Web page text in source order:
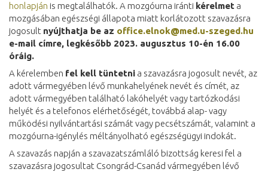
honlapján is megtalálhatók. A mozgóurna iránti kérelmet a
mozgásában egészségi állapota miatt korlátozott szavazásra
jogosult nyújthatja be az office.elnok@med.u-szeged.hu
e-mail címre, legkésőbb 2023. augusztus 10-én 16.00
óráig.
A kérelemben fel kell tüntetni a szavazásra jogosult nevét, az
adott vármegyében lévő munkahelyének nevét és címét, az
adott vármegyében található lakóhelyét vagy tartózkodási
helyét és a telefonos elérhetőségét, továbbá alap- vagy
működési nyilvántartási számát vagy pecsétszámát, valamint a
mozgóurna-igénylés méltányolható egészségügyi indokát.
A szavazás napján a szavazatszámláló bizottság keresi fel a
szavazásra jogosultat Csongrád-Csanád vármegyében lévő